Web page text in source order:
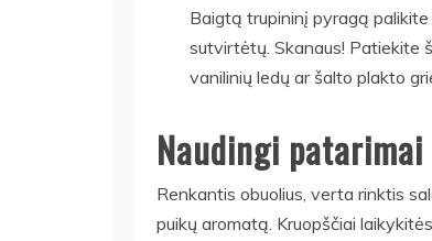
Baigtą trupininį pyragą
sutvirtėtų. Skanaus! Patiekite
vanilinių ledų ar šalto plakto
Naudingi patarimai
Renkantis obuolius, verta rinktis
puikų aromatą. Kruopščiai